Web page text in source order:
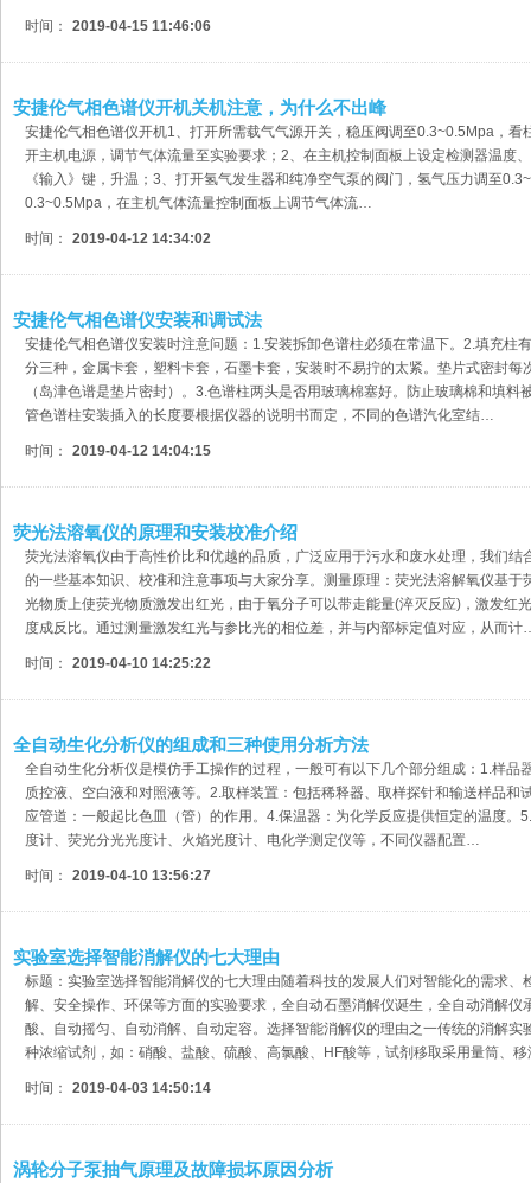
时间： 2019-04-15 11:46:06
安捷伦气相色谱仪开机关机注意，为什么不出峰
安捷伦气相色谱仪开机1、打开所需载气气源开关，稳压阀调至0.3~0.5Mpa，看
开主机电源，调节气体流量至实验要求；2、在主机控制面板上设定检测器温度
《输入》键，升温；3、打开氢气发生器和纯净空气泵的阀门，氢气压力调至
0.3~0.5Mpa，在主机气体流量控制面板上调节气体流…
时间： 2019-04-12 14:34:02
安捷伦气相色谱仪安装和调试法
安捷伦气相色谱仪安装时注意问题：1.安装拆卸色谱柱必须在常温下。2.填充柱
分三种，金属卡套，塑料卡套，石墨卡套，安装时不易拧的太紧。垫片式密封每
（岛津色谱是垫片密封）。3.色谱柱两头是否用玻璃棉塞好。防止玻璃棉和填料
管色谱柱安装插入的长度要根据仪器的说明书而定，不同的色谱汽化室结…
时间： 2019-04-12 14:04:15
荧光法溶氧仪的原理和安装校准介绍
荧光法溶氧仪由于高性价比和优越的品质，广泛应用于污水和废水处理，我们结
的一些基本知识、校准和注意事项与大家分享。测量原理：荧光法溶解氧仪基于
光物质上使荧光物质激发出红光，由于氧分子可以带走能量(淬灭反应)，激发红
度成反比。通过测量激发红光与参比光的相位差，并与内部标定值对应，从而
时间： 2019-04-10 14:25:22
全自动生化分析仪的组成和三种使用分析方法
全自动生化分析仪是模仿手工操作的过程，一般可有以下几个部分组成：1.样品
质控液、空白液和对照液等。2.取样装置：包括稀释器、取样探针和输送样品和
应管道：一般起比色皿（管）的作用。4.保温器：为化学反应提供恒定的温度。
度计、荧光分光光度计、火焰光度计、电化学测定仪等，不同仪器配置…
时间： 2019-04-10 13:56:27
实验室选择智能消解仪的七大理由
标题：实验室选择智能消解仪的七大理由随着科技的发展人们对智能化的需求、
解、安全操作、环保等方面的实验要求，全自动石墨消解仪诞生，全自动消解仪
酸、自动摇匀、自动消解、自动定容。选择智能消解仪的理由之一传统的消解实
种浓缩试剂，如：硝酸、盐酸、硫酸、高氯酸、HF酸等，试剂移取采用量筒、
时间： 2019-04-03 14:50:14
涡轮分子泵抽气原理及故障损坏原因分析